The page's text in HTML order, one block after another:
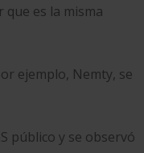
que es la misma
ejemplo, Nemty, se
público y se observó